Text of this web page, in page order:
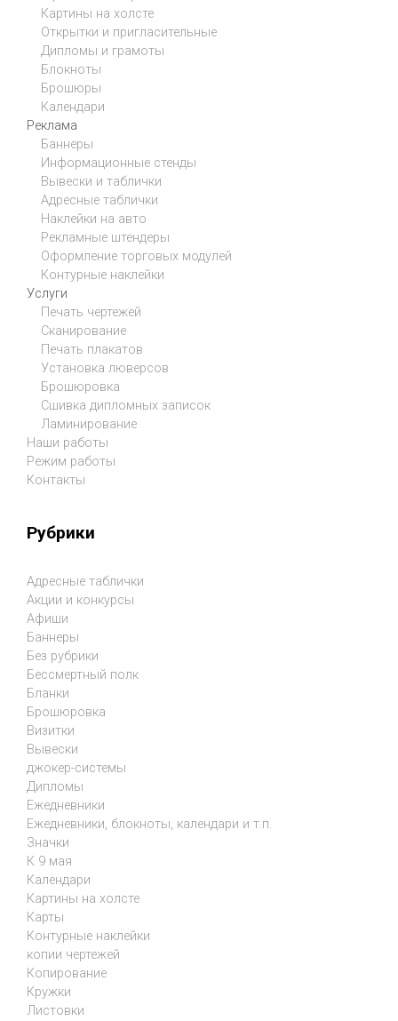
Картины на холсте
Открытки и пригласительные
Дипломы и грамоты
Блокноты
Брошюры
Календари
Реклама
Баннеры
Информационные стенды
Вывески и таблички
Адресные таблички
Наклейки на авто
Рекламные штендеры
Оформление торговых модулей
Контурные наклейки
Услуги
Печать чертежей
Сканирование
Печать плакатов
Установка люверсов
Брошюровка
Сшивка дипломных записок
Ламинирование
Наши работы
Режим работы
Контакты
Рубрики
Адресные таблички
Акции и конкурсы
Афиши
Баннеры
Без рубрики
Бессмертный полк
Бланки
Брошюровка
Визитки
Вывески
джокер-системы
Дипломы
Ежедневники
Ежедневники, блокноты, календари и т.п.
Значки
К 9 мая
Календари
Картины на холсте
Карты
Контурные наклейки
копии чертежей
Копирование
Кружки
Листовки